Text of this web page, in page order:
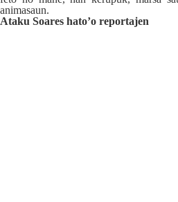
animasaun.
Ataku Soares hato’o reportajen